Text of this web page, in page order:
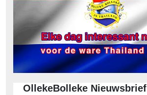
OllekeBolleke Nieuwsbrief